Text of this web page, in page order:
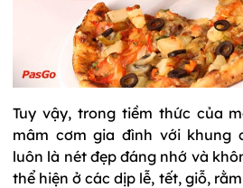
Tuy vậy, trong tiềm thức của
mâm cơm gia đình với khung
luôn là nét đẹp đáng nhớ và
thể hiện ở các dịp lễ, tết, giỗ,